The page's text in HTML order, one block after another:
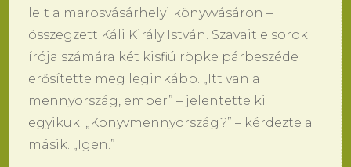
lelt a marosvásárhelyi könyvvásáron –
összegzett Káli Király István. Szavait e sorok
írója számára két kisfiú röpke párbeszéde
erősítette meg leginkább. „Itt van a
mennyország, ember” – jelentette ki
egyikük. „Könyvmennyország?” – kérdezte a
másik. „Igen.”